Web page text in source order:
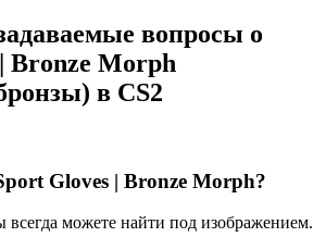
вопросы о
Bronze Morph
в CS2
Gloves | Bronze Morph?
можете найти под изображением.